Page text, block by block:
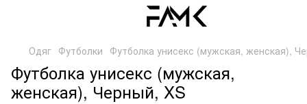
Одяг Футболки Футболка унисекс (мужская, женская),
Футболка унисекс (мужская,
женская), Черный, XS